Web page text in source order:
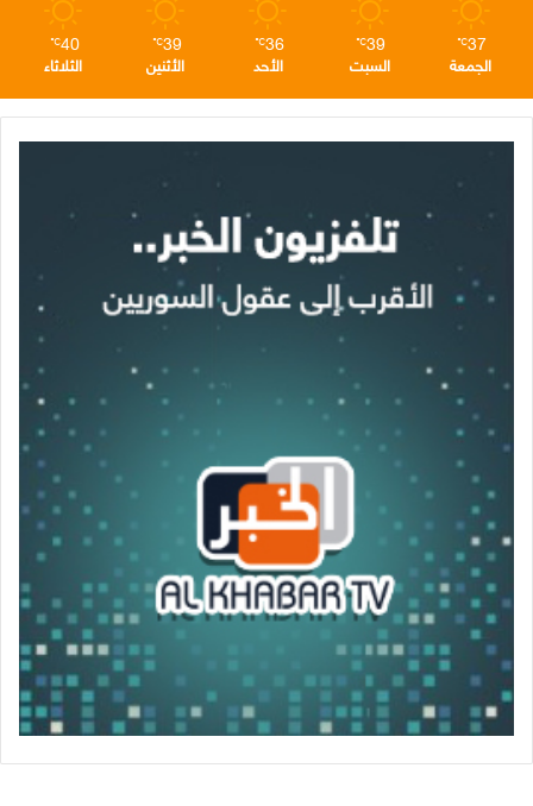
37
℃
الجمعة
39
℃
السبت
36
℃
الأحد
39
℃
الأثنين
40
℃
الثلاثاء